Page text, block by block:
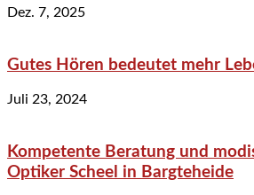
Dez. 7, 2025
Gutes Hören bedeutet mehr
Juli 23, 2024
Kompetente Beratung und
Optiker Scheel in Bargteheide